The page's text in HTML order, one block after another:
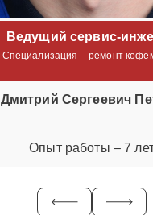
Ведущий сервис-
Специализация – ремонт
Дмитрий Сергеевич
Опыт работы – 7